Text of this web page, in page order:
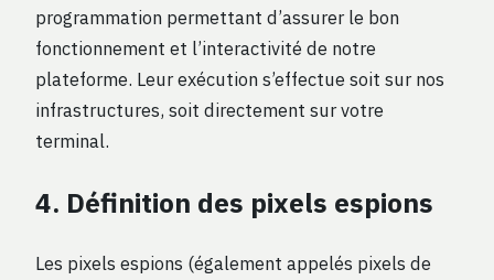
programmation permettant d’assurer le bon
fonctionnement et l’interactivité de notre
plateforme. Leur exécution s’effectue soit sur nos
infrastructures, soit directement sur votre
terminal.
4. Définition des pixels espions
Les pixels espions (également appelés pixels de